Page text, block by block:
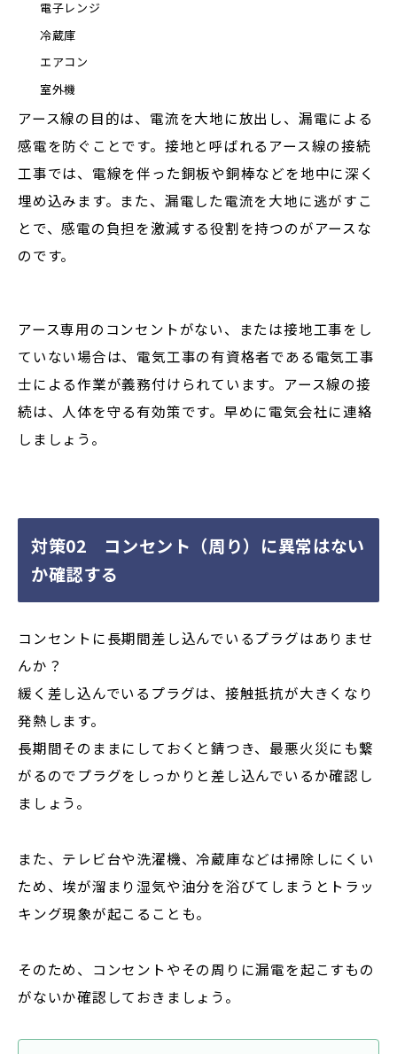
電子レンジ
冷蔵庫
エアコン
室外機
アース線の目的は、電流を大地に放出し、漏電による
感電を防ぐことです。接地と呼ばれるアース線の接続
工事では、電線を伴った銅板や銅棒などを地中に深く
埋め込みます。また、漏電した電流を大地に逃がすこ
とで、感電の負担を激減する役割を持つのがアースな
のです。
アース専用のコンセントがない、または接地工事をし
ていない場合は、電気工事の有資格者である電気工事
士による作業が義務付けられています。アース線の接
続は、人体を守る有効策です。早めに電気会社に連絡
しましょう。
対策02 コンセント（周り）に異常はない
か確認する
コンセントに長期間差し込んでいるプラグはありませ
んか？
緩く差し込んでいるプラグは、接触抵抗が大きくなり
発熱します。
長期間そのままにしておくと錆つき、最悪火災にも繋
がるのでプラグをしっかりと差し込んでいるか確認し
ましょう。
また、テレビ台や洗濯機、冷蔵庫などは掃除しにくい
ため、埃が溜まり湿気や油分を浴びてしまうとトラッ
キング現象が起こることも。
そのため、コンセントやその周りに漏電を起こすもの
がないか確認しておきましょう。